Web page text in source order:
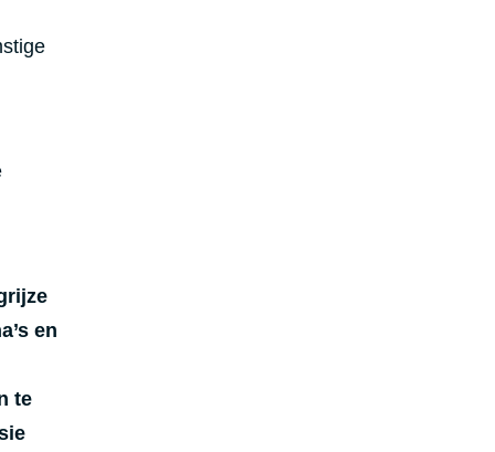
en
te